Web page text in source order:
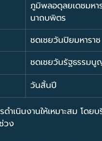
ภูมิพลอดุลยเดชมหา
นาถบพิตร
ชดเชยวันปิยมหาราช
ชดเชยวันรัฐธรรมนู
วันสิ้นปี
เนินงานให้เหมาะสม โดย
วง